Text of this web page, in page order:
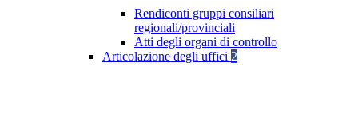
Rendiconti gruppi consiliari
regionali/provinciali
Atti degli organi di controllo
Articolazione degli uffici 2